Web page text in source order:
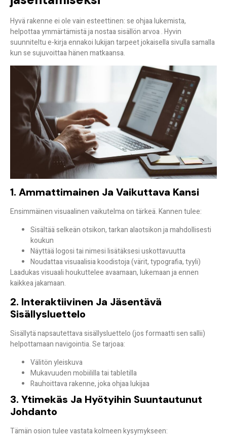
Hyvä rakenne ei ole vain esteettinen:se ohjaa lukemista,
helpottaa ymmärtämistä ja nostaa sisällön arvoa. Hyvin
suunniteltu e-kirja ennakoi lukijan tarpeet jokaisella sivulla samalla
kun se sujuvoittaa hänen matkaansa.
1. Ammattimainen Ja Vaikuttava Kansi
Ensimmäinen visuaalinen vaikutelma on tärkeä. Kannen tulee:
Sisältää selkeän otsikon, tarkan alaotsikon ja mahdollisesti
koukun
Näyttää logosi tai nimesi lisätäksesi uskottavuutta
Noudattaa visuaalisia koodistoja (värit, typografia, tyyli)
Laadukas visuaali houkuttelee avaamaan, lukemaan ja ennen
kaikkea jakamaan.
2. Interaktiivinen Ja Jäsentävä
Sisällysluettelo
Sisällytä napsautettava sisällysluettelo (jos formaatti sen sallii)
helpottamaan navigointia. Se tarjoaa:
Välitön yleiskuva
Mukavuuden mobiililla tai tabletilla
Rauhoittava rakenne, joka ohjaa lukijaa
3. Ytimekäs Ja Hyötyihin Suuntautunut
Johdanto
Tämän osion tulee vastata kolmeen kysymykseen: